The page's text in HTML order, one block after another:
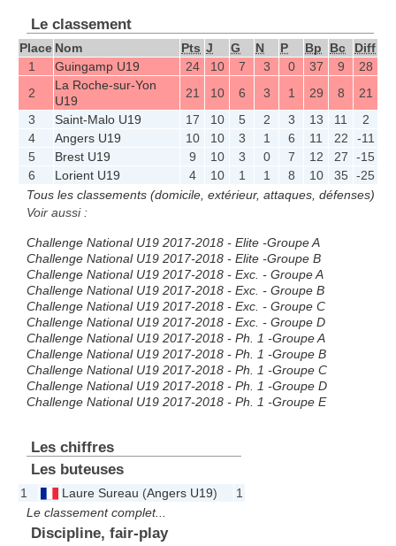
Le classement
Place Nom Pts J G N P Bp Bc
Diff
1
Guingamp U19 24 10 7 3 0 37 9
28
2
La Roche-sur-Yon
U19
21 10 6 3 1 29 8
21
3
Saint-Malo U19 17 10 5 2 3 13 11
2
4
Angers U19 10 10 3 1 6 11 22
-11
5
Brest U19 9 10 3 0 7 12 27
-15
6
Lorient U19 4 10 1 1 8 10 35 -25
Tous les classements (domicile, extérieur, attaques, défenses)
Voir aussi :
Challenge National U19 2017-2018 - Elite -Groupe A
Challenge National U19 2017-2018 - Elite -Groupe B
Challenge National U19 2017-2018 - Exc. - Groupe A
Challenge National U19 2017-2018 - Exc. - Groupe B
Challenge National U19 2017-2018 - Exc. - Groupe C
Challenge National U19 2017-2018 - Exc. - Groupe D
Challenge National U19 2017-2018 - Ph. 1 -Groupe A
Challenge National U19 2017-2018 - Ph. 1 -Groupe B
Challenge National U19 2017-2018 - Ph. 1 -Groupe C
Challenge National U19 2017-2018 - Ph. 1 -Groupe D
Challenge National U19 2017-2018 - Ph. 1 -Groupe E
Les chiffres
Les buteuses
1 Laure Sureau (Angers U19)
1
Le classement complet...
Discipline, fair-play